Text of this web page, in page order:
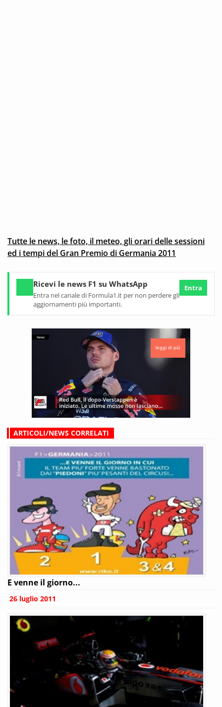
Tutte le news, le foto, il meteo, gli orari delle sessioni
ed i tempi del Gran Premio di Germania 2011
Ricevi le news F1 su WhatsApp
Entra nel canale di Formula1.it per non perdere gli
aggiornamenti più importanti.
Entra
leggi di più
ARTICOLI/NEWS CORRELATI
E venne il giorno...
26 luglio 2011